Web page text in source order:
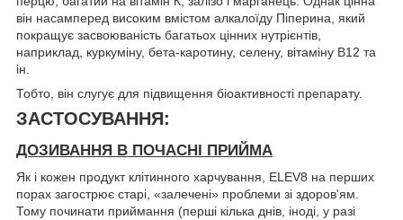
він насамперед високим вмістом алкалоїду Піперина, який
покращує засвоюваність багатьох цінних нутрієнтів,
наприклад, куркуміну, бета-каротину, селену, вітаміну B12 та
ін.
Тобто, він слугує для підвищення біоактивності препарату.
ЗАСТОСУВАННЯ:
ДОЗИВАННЯ В ПОЧАСНІ ПРИЙМА
Як і кожен продукт клітинного харчування, ELEV8 на перших
порах загострює старі, «залечені» проблеми зі здоров'ям.
Тому починати приймання (перші кілька днів, іноді, у разі